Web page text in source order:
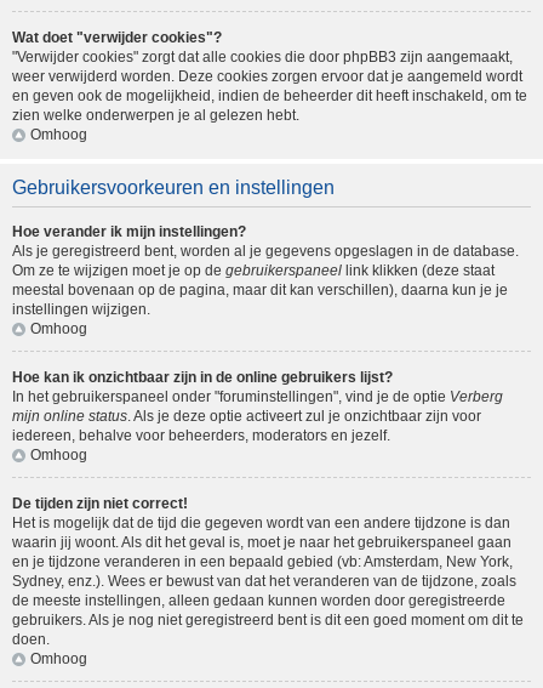
Wat doet "verwijder cookies"?
"Verwijder cookies" zorgt dat alle cookies die door phpBB3 zijn aangemaakt,
weer verwijderd worden. Deze cookies zorgen ervoor dat je aangemeld wordt
en geven ook de mogelijkheid, indien de beheerder dit heeft inschakeld, om te
zien welke onderwerpen je al gelezen hebt.
Omhoog
Gebruikersvoorkeuren en instellingen
Hoe verander ik mijn instellingen?
Als je geregistreerd bent, worden al je gegevens opgeslagen in de database.
Om ze te wijzigen moet je op de gebruikerspaneel link klikken (deze staat
meestal bovenaan op de pagina, maar dit kan verschillen), daarna kun je je
instellingen wijzigen.
Omhoog
Hoe kan ik onzichtbaar zijn in de online gebruikers lijst?
In het gebruikerspaneel onder "foruminstellingen", vind je de optie Verberg
mijn online status. Als je deze optie activeert zul je onzichtbaar zijn voor
iedereen, behalve voor beheerders, moderators en jezelf.
Omhoog
De tijden zijn niet correct!
Het is mogelijk dat de tijd die gegeven wordt van een andere tijdzone is dan
waarin jij woont. Als dit het geval is, moet je naar het gebruikerspaneel gaan
en je tijdzone veranderen in een bepaald gebied (vb: Amsterdam, New York,
Sydney, enz.). Wees er bewust van dat het veranderen van de tijdzone, zoals
de meeste instellingen, alleen gedaan kunnen worden door geregistreerde
gebruikers. Als je nog niet geregistreerd bent is dit een goed moment om dit te
doen.
Omhoog